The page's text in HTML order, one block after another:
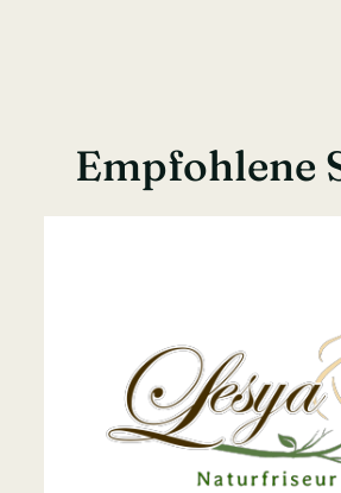
Empfohlene